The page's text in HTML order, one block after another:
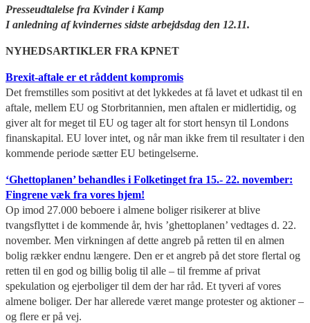
Presseudtalelse fra Kvinder i Kamp
I anledning af kvindernes sidste arbejdsdag den 12.11.
NYHEDSARTIKLER FRA KPNET
Brexit-aftale er et råddent kompromis
Det fremstilles som positivt at det lykkedes at få lavet et udkast til en
aftale, mellem EU og Storbritannien, men aftalen er midlertidig, og
giver alt for meget til EU og tager alt for stort hensyn til Londons
finanskapital. EU lover intet, og når man ikke frem til resultater i den
kommende periode sætter EU betingelserne.
‘Ghettoplanen’ behandles i Folketinget fra 15.- 22. november:
Fingrene væk fra vores hjem!
Op imod 27.000 beboere i almene boliger risikerer at blive
tvangsflyttet i de kommende år, hvis ’ghettoplanen’ vedtages d. 22.
november. Men virkningen af dette angreb på retten til en almen
bolig rækker endnu længere. Den er et angreb på det store flertal og
retten til en god og billig bolig til alle – til fremme af privat
spekulation og ejerboliger til dem der har råd. Et tyveri af vores
almene boliger. Der har allerede været mange protester og aktioner –
og flere er på vej.